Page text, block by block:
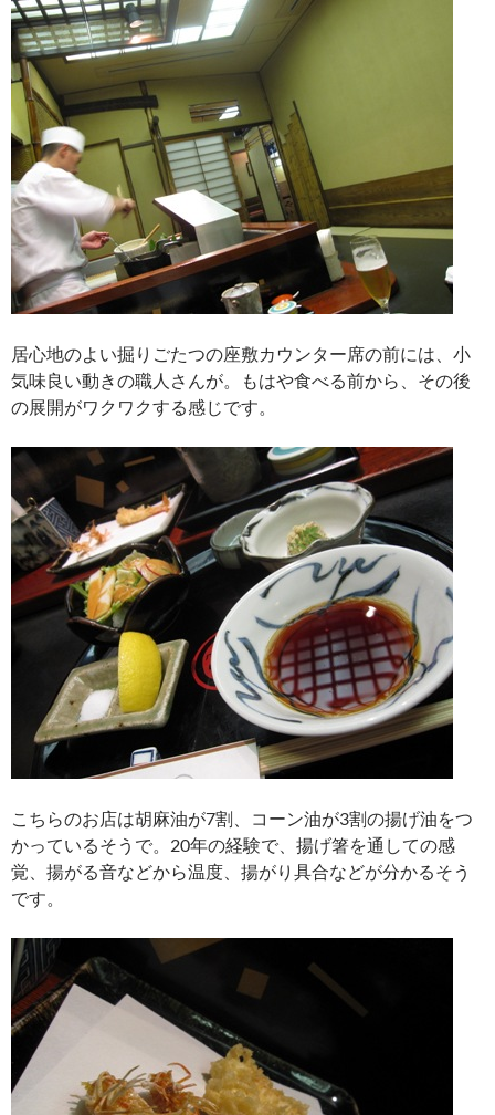
居心地のよい掘りごたつの座敷カウンター席の前には、小
気味良い動きの職人さんが。もはや食べる前から、その後
の展開がワクワクする感じです。
こちらのお店は胡麻油が7割、コーン油が3割の揚げ油をつ
かっているそうで。20年の経験で、揚げ箸を通しての感
覚、揚がる音などから温度、揚がり具合などが分かるそう
です。